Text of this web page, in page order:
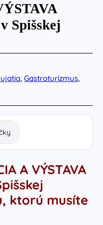
Spišskej
, Gastroturizmus
A VÝSTAVA
ktorú musíte